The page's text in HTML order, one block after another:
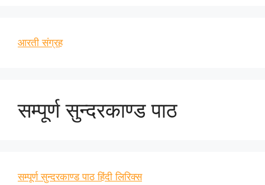
आरती संग्रह
सम्पूर्ण सुन्दरकाण्ड पाठ
सम्पूर्ण सुन्दरकाण्ड पाठ हिंदी लिरिक्स